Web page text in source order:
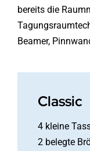
bereits die
Beamer,
Classic
4 kleine
2 belegte